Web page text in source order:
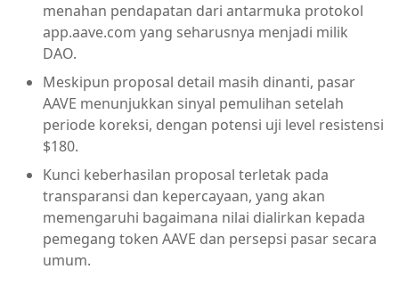
menahan pendapatan dari antarmuka protokol
app.aave.com yang seharusnya menjadi milik
DAO.
Meskipun proposal detail masih dinanti, pasar
AAVE menunjukkan sinyal pemulihan setelah
periode koreksi, dengan potensi uji level resistensi
$180.
Kunci keberhasilan proposal terletak pada
transparansi dan kepercayaan, yang akan
memengaruhi bagaimana nilai dialirkan kepada
pemegang token AAVE dan persepsi pasar secara
umum.